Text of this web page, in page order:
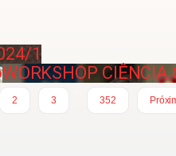
1
WORKSHOP CIÊNCIA
2 3
352